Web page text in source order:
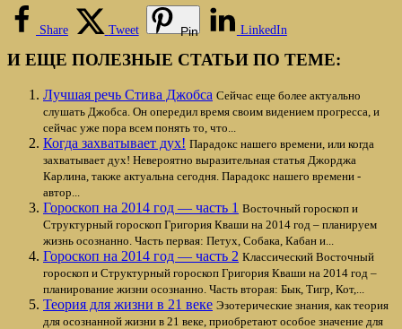
Share Tweet Pin LinkedIn
И ЕЩЕ ПОЛЕЗНЫЕ СТАТЬИ ПО ТЕМЕ:
Лучшая речь Стива Джобса Сейчас еще более актуально
слушать Джобса. Он опередил время своим видением прогресса, и
сейчас уже пора всем понять то, что...
Когда захватывает дух! Парадокс нашего времени, или когда
захватывает дух! Невероятно выразительная статья Джорджа
Карлина, также актуальна сегодня. Парадокс нашего времени -
автор...
Гороскоп на 2014 год — часть 1 Восточный гороскоп и
Структурный гороскоп Григория Кваши на 2014 год – планируем
жизнь осознанно. Часть первая: Петух, Собака, Кабан и...
Гороскоп на 2014 год — часть 2 Классический Восточный
гороскоп и Структурный гороскоп Григория Кваши на 2014 год –
планирование жизни осознанно. Часть вторая: Бык, Тигр, Кот,...
Теория для жизни в 21 веке Эзотерические знания, как теория
для осознанной жизни в 21 веке, приобретают особое значение для